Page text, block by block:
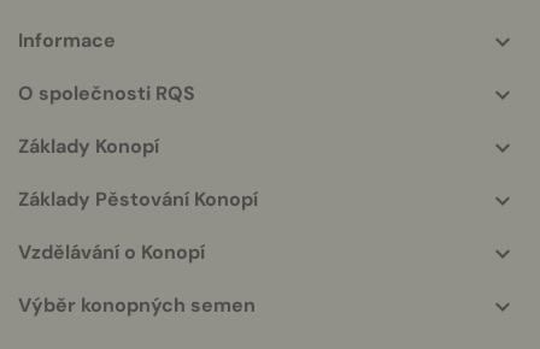
info
Informace
O společnosti RQS
Základy Konopí
Základy Pěstování Konopí
Vzdělávání o Konopí
Výběr konopných semen